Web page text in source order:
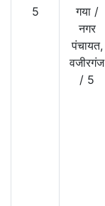
5 गया/
नगर
पंचायत,
वजीरगंज
/ 5